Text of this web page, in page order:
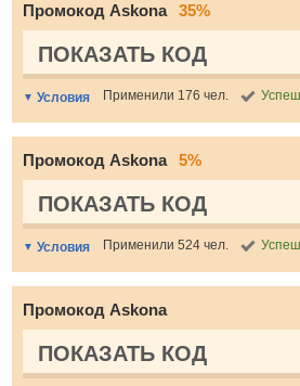
Промокод Askona 35%
ПОКАЗАТЬ КОД
Условия Применили 176 чел.
Промокод Askona 5%
ПОКАЗАТЬ КОД
Условия Применили 524 чел.
Промокод Askona
ПОКАЗАТЬ КОД